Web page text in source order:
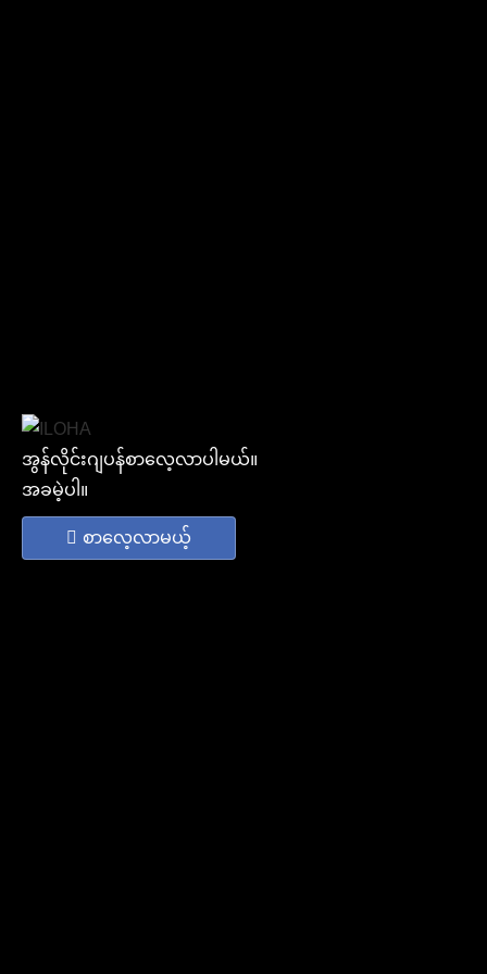
အွန်လိုင်းဂျပန်စာလေ့လာပါမယ်။
အခမဲ့ပါ။
စာလေ့လာမယ့်